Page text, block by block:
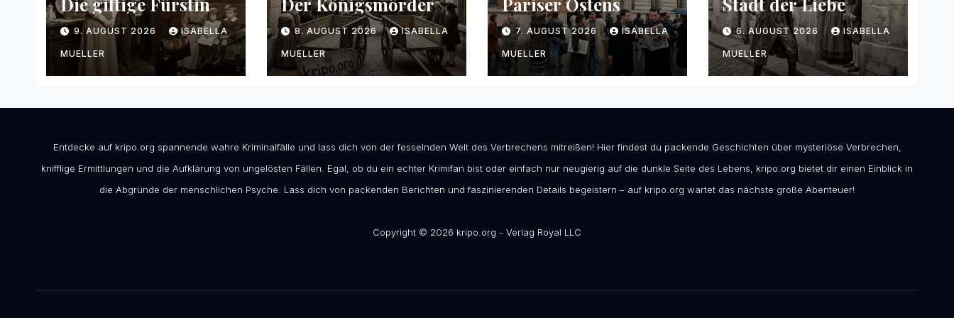
9. AUGUST 2026 ISABELLA
MUELLER
8. AUGUST 2026 ISABELLA
MUELLER
7. AUGUST 2026 ISABELLA
MUELLER
6. AUGUST 2026 ISABELLA
MUELLER
Entdecke auf kripo.org spannende wahre Kriminalfälle und lass dich von der fesselnden Welt des Verbrechens mitreißen! Hier findest du packende Geschichten über mysteriöse Verbrechen,
knifflige Ermittlungen und die Aufklärung von ungelösten Fällen. Egal, ob du ein echter Krimifan bist oder einfach nur neugierig auf die dunkle Seite des Lebens, kripo.org bietet dir einen Einblick in
die Abgründe der menschlichen Psyche. Lass dich von packenden Berichten und faszinierenden Details begeistern – auf kripo.org wartet das nächste große Abenteuer!
Copyright © 2026 kripo.org - Verlag Royal LLC